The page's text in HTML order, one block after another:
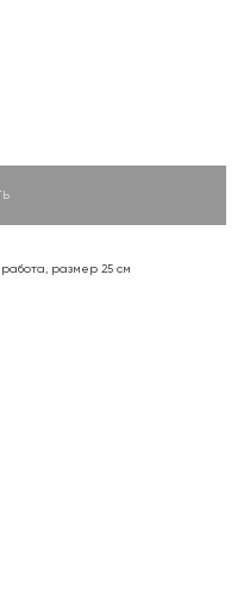
размер 25 см